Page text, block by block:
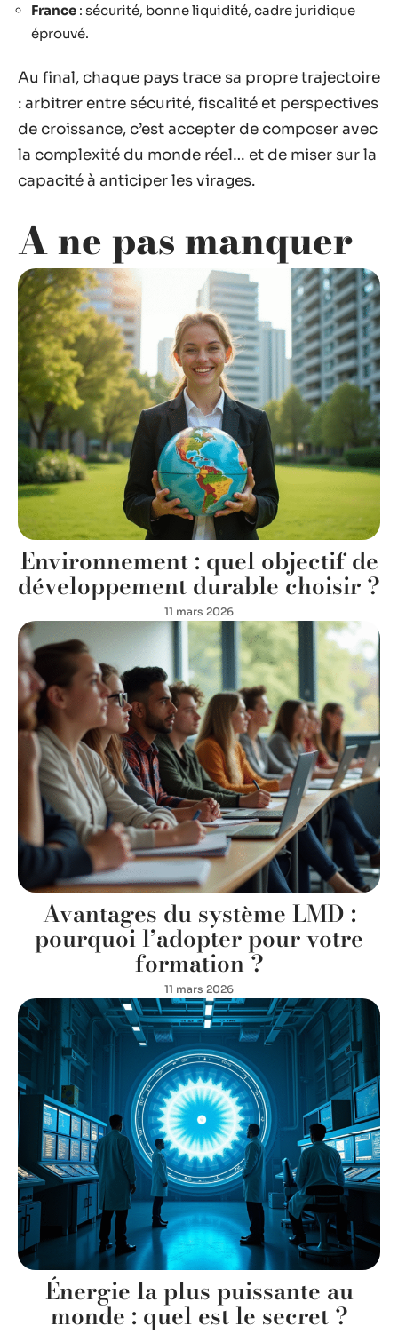
France : sécurité, bonne liquidité, cadre juridique
éprouvé.
Au final, chaque pays trace sa propre trajectoire
: arbitrer entre sécurité, fiscalité et perspectives
de croissance, c’est accepter de composer avec
la complexité du monde réel… et de miser sur la
capacité à anticiper les virages.
A ne pas manquer
Environnement : quel objectif de
développement durable choisir ?
11 mars 2026
Avantages du système LMD :
pourquoi l’adopter pour votre
formation ?
11 mars 2026
Énergie la plus puissante au
monde : quel est le secret ?